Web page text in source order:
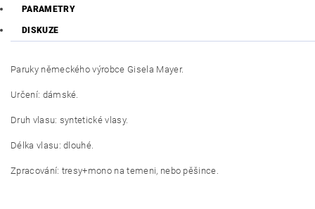
PARAMETRY
DISKUZE
Paruky německého výrobce Gisela Mayer.
Určení: dámské.
Druh vlasu: syntetické vlasy.
Délka vlasu: dlouhé.
Zpracování: tresy+mono na temeni, nebo pěšince.